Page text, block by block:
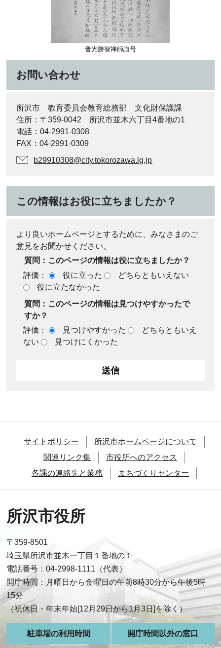
普光勝智禅師諡号
お問い合わせ
所沢市 教育委員会教育総務部 文化財保護課
住所：〒359-0042 所沢市並木六丁目4番地の1
電話：04-2991-0308
FAX：04-2991-0309
b29910308@city.tokorozawa.lg.jp
この情報はお役に立ちましたか？
より良いホームページとするために、みなさまのご
意見をお聞かせください。
質問：このページの情報は役に立ちましたか？
評価：
役に立った
どちらともいえない
役に立たなかった
質問：このページの情報は見つけやすかったで
すか？
評価：
見つけやすかった
どちらともいえ
ない
見つけにくかった
サイトポリシー
所沢市ホームページについて
関連リンク集
市役所へのアクセス
各課の連絡先と業務
まちづくりセンター
所沢市役所
〒359-8501
埼玉県所沢市並木一丁目１番地の１
電話番号：04-2998-1111（代表）
開庁時間：月曜日から金曜日の午前8時30分から午後5時
15分
（祝休日・年末年始[12月29日から1月3日]を除く）
駐車場の利用時間 開庁時間以外の窓口